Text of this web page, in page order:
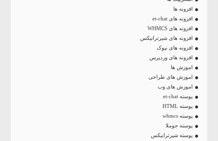
افزونه ها
افزونه های et-chat
افزونه های WHMCS
افزونه های شیرترانیکس
افزونه های نیوک
افزونه های وردپرس
اموزش ها
اموزش های طراحی
اموزش های وب
پوسته et-chat
پوسته HTML
پوسته whmcs
پوسته جوملا
پوسته شیرترانیکس